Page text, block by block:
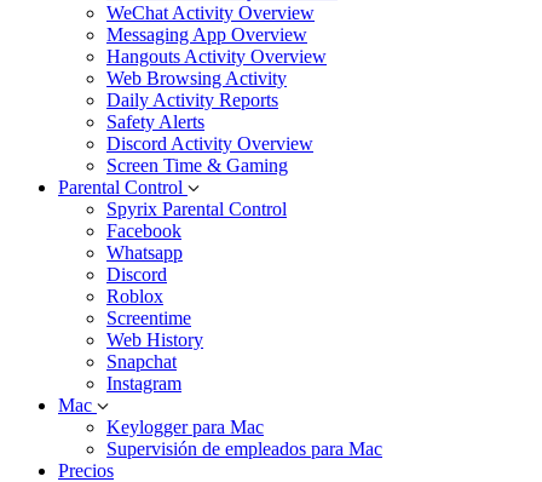
WeChat Activity Overview
Messaging App Overview
Hangouts Activity Overview
Web Browsing Activity
Daily Activity Reports
Safety Alerts
Discord Activity Overview
Screen Time & Gaming
Parental Control
Spyrix Parental Control
Facebook
Whatsapp
Discord
Roblox
Screentime
Web History
Snapchat
Instagram
Mac
Keylogger para Mac
Supervisión de empleados para Mac
Precios